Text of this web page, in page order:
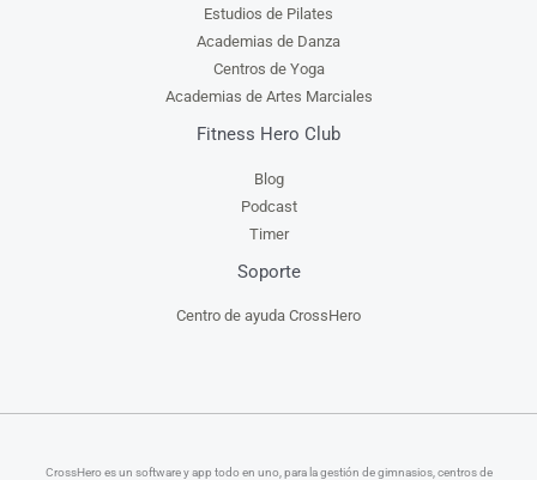
Estudios de Pilates
Academias de Danza
Centros de Yoga
Academias de Artes Marciales
Fitness Hero Club
Blog
Podcast
Timer
Soporte
Centro de ayuda CrossHero
CrossHero es un software y app todo en uno, para la gestión de gimnasios, centros de